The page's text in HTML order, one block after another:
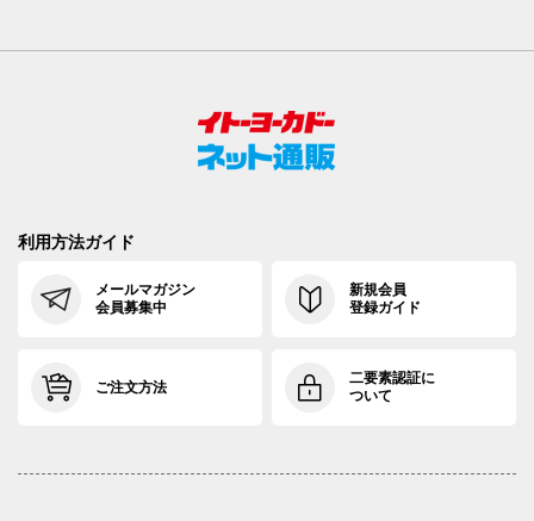
利用方法ガイド
メールマガジン
会員募集中
新規会員
登録ガイド
ご注文方法
二要素認証に
ついて